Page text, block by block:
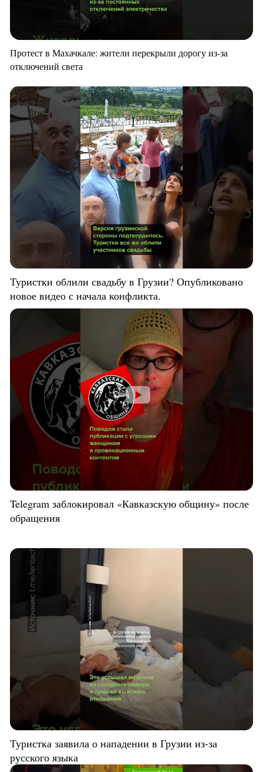
Протест в Махачкале: жители перекрыли дорогу из-за
отключений света
Туристки облили свадьбу в Грузии? Опубликовано
новое видео с начала конфликта.
Telegram заблокировал «Кавказскую общину» после
обращения
Туристка заявила о нападении в Грузии из-за
русского языка